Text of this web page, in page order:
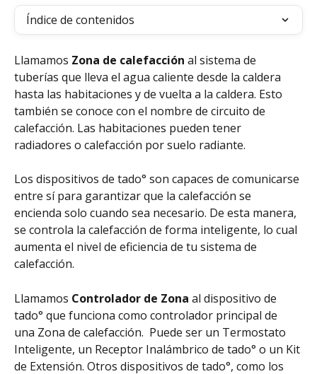
Índice de contenidos
Llamamos Zona de calefacción al sistema de
tuberías que lleva el agua caliente desde la caldera
hasta las habitaciones y de vuelta a la caldera. Esto
también se conoce con el nombre de circuito de
calefacción. Las habitaciones pueden tener
radiadores o calefacción por suelo radiante.
Los dispositivos de tado° son capaces de comunicarse
entre sí para garantizar que la calefacción se
encienda solo cuando sea necesario. De esta manera,
se controla la calefacción de forma inteligente, lo cual
aumenta el nivel de eficiencia de tu sistema de
calefacción.
Llamamos Controlador de Zona al dispositivo de
tado° que funciona como controlador principal de
una Zona de calefacción.  Puede ser un Termostato
Inteligente, un Receptor Inalámbrico de tado° o un Kit
de Extensión. Otros dispositivos de tado°, como los